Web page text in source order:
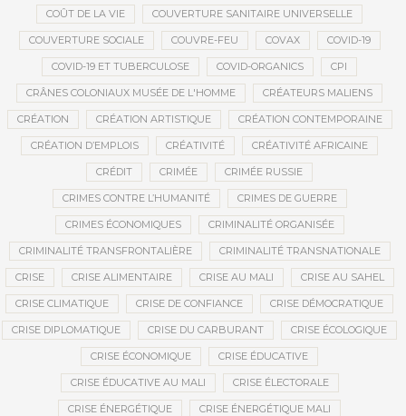
COÛT DE LA VIE COUVERTURE SANITAIRE UNIVERSELLE
COUVERTURE SOCIALE COUVRE-FEU COVAX COVID-19
COVID-19 ET TUBERCULOSE COVID-ORGANICS CPI
CRÂNES COLONIAUX MUSÉE DE L'HOMME CRÉATEURS MALIENS
CRÉATION CRÉATION ARTISTIQUE CRÉATION CONTEMPORAINE
CRÉATION D’EMPLOIS CRÉATIVITÉ CRÉATIVITÉ AFRICAINE
CRÉDIT CRIMÉE CRIMÉE RUSSIE
CRIMES CONTRE L’HUMANITÉ CRIMES DE GUERRE
CRIMES ÉCONOMIQUES CRIMINALITÉ ORGANISÉE
CRIMINALITÉ TRANSFRONTALIÈRE CRIMINALITÉ TRANSNATIONALE
CRISE CRISE ALIMENTAIRE CRISE AU MALI CRISE AU SAHEL
CRISE CLIMATIQUE CRISE DE CONFIANCE CRISE DÉMOCRATIQUE
CRISE DIPLOMATIQUE CRISE DU CARBURANT CRISE ÉCOLOGIQUE
CRISE ÉCONOMIQUE CRISE ÉDUCATIVE
CRISE ÉDUCATIVE AU MALI CRISE ÉLECTORALE
CRISE ÉNERGÉTIQUE CRISE ÉNERGÉTIQUE MALI